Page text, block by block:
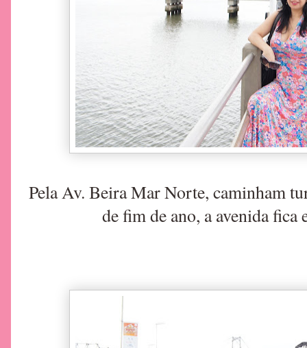
Pela Av. Beira Mar Norte, caminham
de fim de ano, a avenida fica